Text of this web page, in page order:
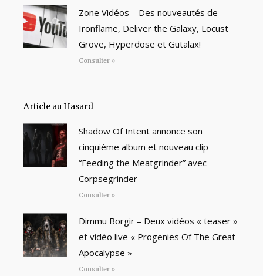
Zone Vidéos – Des nouveautés de
Ironflame, Deliver the Galaxy, Locust
Grove, Hyperdose et Gutalax!
Consulter »
Article au Hasard
Shadow Of Intent annonce son
cinquième album et nouveau clip
“Feeding the Meatgrinder” avec
Corpsegrinder
Consulter »
Dimmu Borgir – Deux vidéos « teaser »
et vidéo live « Progenies Of The Great
Apocalypse »
Consulter »